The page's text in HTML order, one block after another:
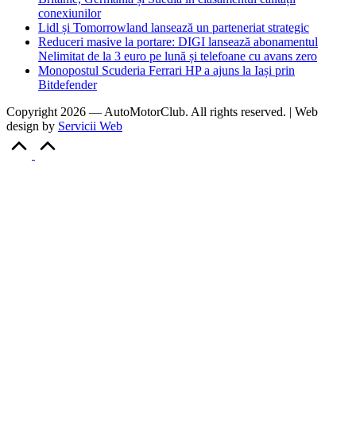
conexiunilor
Lidl și Tomorrowland lansează un parteneriat strategic
Reduceri masive la portare: DIGI lansează abonamentul
Nelimitat de la 3 euro pe lună și telefoane cu avans zero
Monopostul Scuderia Ferrari HP a ajuns la Iași prin
Bitdefender
Copyright 2026 — AutoMotorClub. All rights reserved. | Web
design by Servicii Web